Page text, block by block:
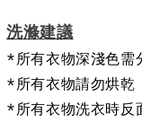
洗滌建議
*所有衣物深淺色需
*所有衣物請勿烘乾
*所有衣物洗衣時反